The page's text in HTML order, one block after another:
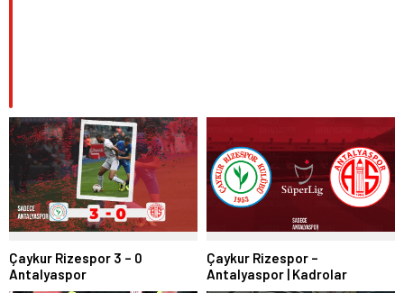
Çaykur Rizespor 3 – 0
Antalyaspor
Çaykur Rizespor –
Antalyaspor | Kadrolar